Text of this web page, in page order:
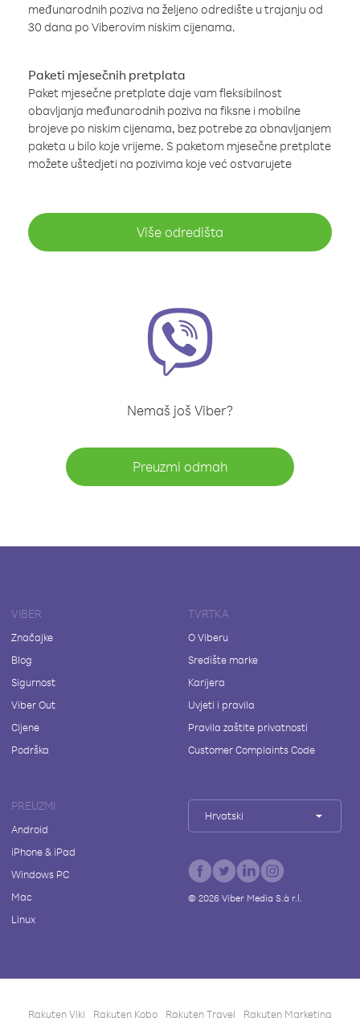
međunarodnih poziva na željeno odredište u trajanju od
30 dana po Viberovim niskim cijenama.
Paketi mjesečnih pretplata
Paket mjesečne pretplate daje vam fleksibilnost
obavljanja međunarodnih poziva na fiksne i mobilne
brojeve po niskim cijenama, bez potrebe za obnavljanjem
paketa u bilo koje vrijeme. S paketom mjesečne pretplate
možete uštedjeti na pozivima koje već ostvarujete
Više odredišta
Nemaš još Viber?
Preuzmi odmah
VIBER
Značajke
Blog
Sigurnost
Viber Out
Cijene
Podrška
TVRTKA
O Viberu
Središte marke
Karijera
Uvjeti i pravila
Pravila zaštite privatnosti
Customer Complaints Code
PREUZMI
Android
iPhone & iPad
Windows PC
Mac
Linux
Hrvatski
© 2026Viber Media S.à r.l.
Rakuten Viki Rakuten Kobo Rakuten Travel Rakuten Marketing